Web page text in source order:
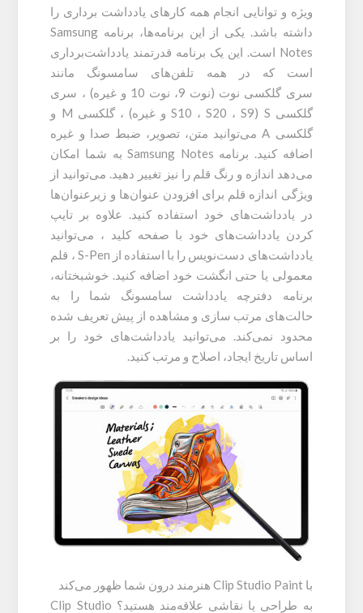
ویژه و توانایی انجام همه کارهای یادداشت برداری را
داشته باشد. یکی از این برنامه‌ها، برنامه Samsung
Notes است. این یک برنامه قدرتمند یادداشت‌برداری
است که در همه تلفن‌های سامسونگ مانند
سری گلکسی نوت (نوت 9، نوت 10 و غیره) ، سری
گلکسی S (S10 ، S20 ، S9 و غیره) ، گلکسی M و
گلکسی A می‌توانید متن، تصویر، ضبط صدا و غیره
اضافه کنید. برنامه Samsung Notes به شما امکان
می‌دهد اندازه و رنگ قلم را نیز تغییر دهید. می‌توانید از
ویژگی اندازه قلم برای افزودن عنوان‌ها و زیرعنوان‌ها
در یادداشت‌های خود استفاده کنید. علاوه بر تایپ
کردن یادداشت‌های خود با صفحه کلید ، می‌توانید
یادداشت‌های دست‌نویس را با استفاده از S-Pen ، قلم
معمولی یا حتی انگشت خود اضافه کنید. خوشبختانه،
برنامه دفترچه یادداشت سامسونگ شما را به
حالت‌های مرتب سازی و مشاهده از پیش تعریف شده
محدود نمی‌کند. می‌توانید یادداشت‌های خود را بر
اساس تاریخ ایجاد، اصلاح و مرتب کنید.
با Clip Studio Paint هنرمند درون شما ظهور می‌کند
به طراحی یا نقاشی علاقه‌مند هستید؟ Clip Studio